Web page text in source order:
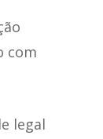
com
legal